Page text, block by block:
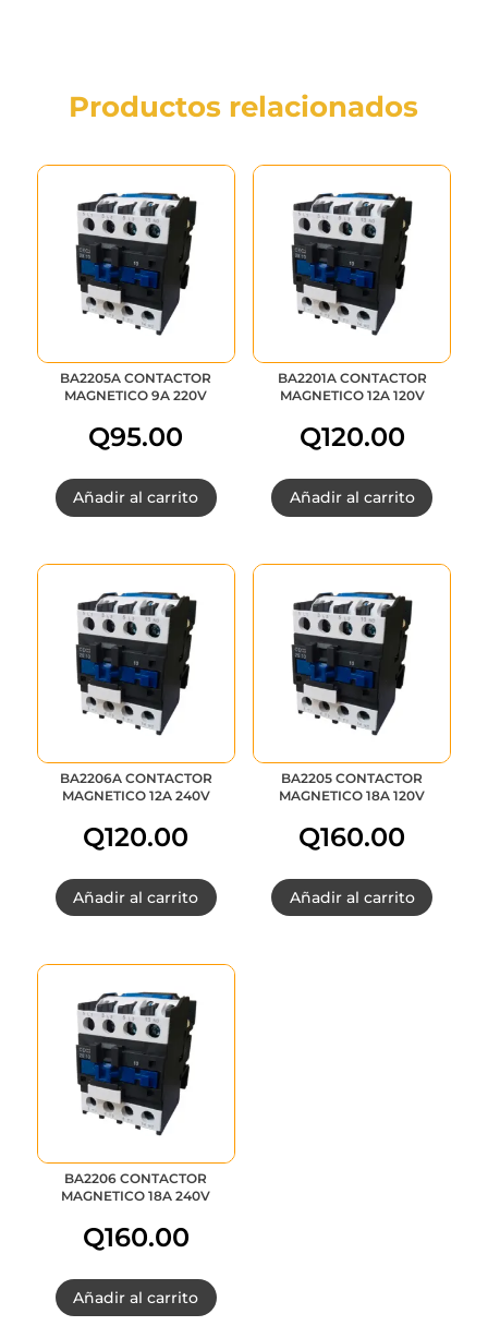
Productos relacionados
BA2205A CONTACTOR
MAGNETICO 9A 220V
Q95.00
Añadir al carrito
BA2201A CONTACTOR
MAGNETICO 12A 120V
Q120.00
Añadir al carrito
BA2206A CONTACTOR
MAGNETICO 12A 240V
Q120.00
Añadir al carrito
BA2205 CONTACTOR
MAGNETICO 18A 120V
Q160.00
Añadir al carrito
BA2206 CONTACTOR
MAGNETICO 18A 240V
Q160.00
Añadir al carrito